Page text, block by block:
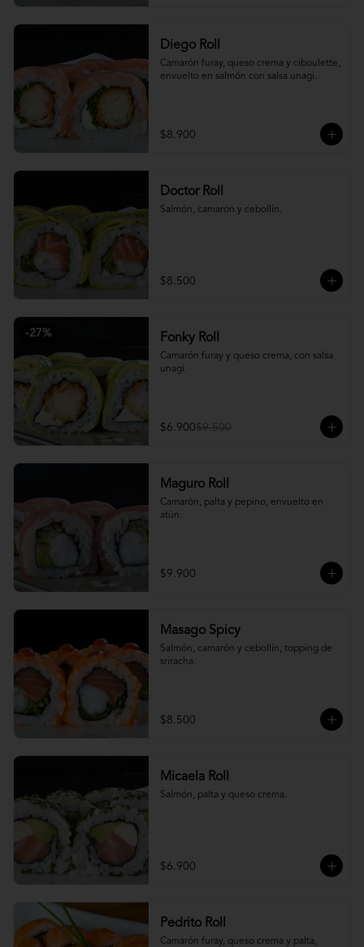
Diego Roll
Camarón furay, queso crema y ciboulette,
envuelto en salmón con salsa unagi.
$8.900
Doctor Roll
Salmón, camarón y cebollín.
$8.500
-27% Fonky Roll
Camarón furay y queso crema, con salsa
unagi.
$6.900$9.500
Maguro Roll
Camarón, palta y pepino, envuelto en
atún.
$9.900
Masago Spicy
Salmón, camarón y cebollín, topping de
sriracha.
$8.500
Micaela Roll
Salmón, palta y queso crema.
$6.900
Pedrito Roll
Camarón furay, queso crema y palta,